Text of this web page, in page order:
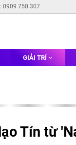
0909 750 307
GIẢI TRÍ
Tín từ